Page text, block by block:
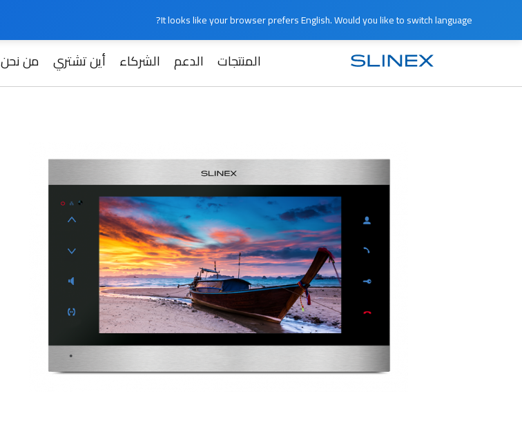
It looks like your browser prefers English. Would you like to switch language?
المنتجات الدعم الشركاء أين تشتري من نحن الرئيسية المنتجات متوقف الإنتاج Slinex SL-10IPTHD